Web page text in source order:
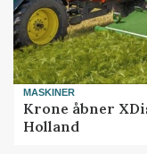
MASKINER
Krone åbner
Holland